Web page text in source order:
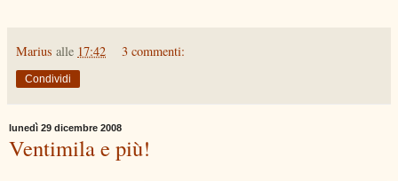
Marius alle 17:42 3 commenti:
Condividi
lunedì 29 dicembre 2008
Ventimila e più!